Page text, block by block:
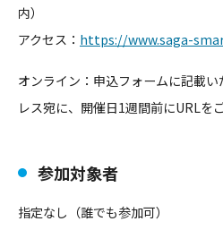
内）
アクセス： https://www.saga-
オンライン：申込フォームに記載
レス宛に、開催日1週間前にURLを
参加対象者
指定なし（誰でも参加可）